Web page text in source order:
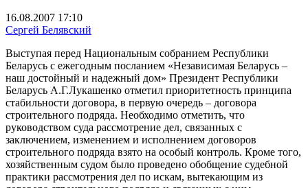
16.08.2007 17:10
Сергей Белявский
Выступая перед Национальным собранием Республики
Беларусь с ежегодным посланием «Независимая Беларусь –
наш достойный и надежный дом» Президент Республики
Беларусь А.Г.Лукашенко отметил приоритетность принципа
стабильности договора, в первую очередь – договора
строительного подряда. Необходимо отметить, что
руководством суда рассмотрение дел, связанных с
заключением, изменением и исполнением договоров
строительного подряда взято на особый контроль. Кроме того,
хозяйственным судом было проведено обобщение судебной
практики рассмотрения дел по искам, вытекающим из